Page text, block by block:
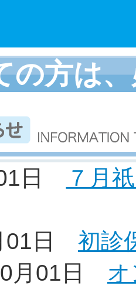
の方は
日 ７月
01日 初診
月01日